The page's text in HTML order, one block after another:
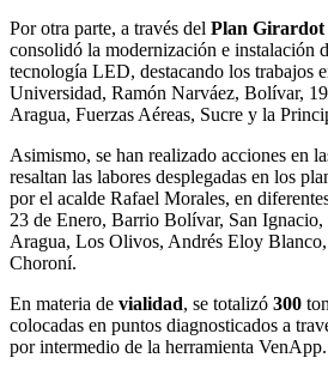
Por otra parte, a través del Plan
consolidó la modernización e instalación
tecnología LED, destacando los trabajos
Universidad, Ramón Narváez, Bolívar,
Aragua, Fuerzas Aéreas, Sucre y la
Asimismo, se han realizado acciones en
resaltan las labores desplegadas en los
por el acalde Rafael Morales, en
23 de Enero, Barrio Bolívar, San Ignacio,
Aragua, Los Olivos, Andrés Eloy
Choroní.
En materia de vialidad, se totalizó 300
colocadas en puntos diagnosticados a
por intermedio de la herramienta VenApp.